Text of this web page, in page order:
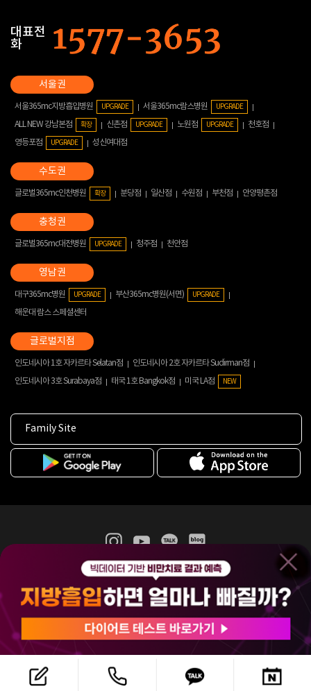
대표전
화
서울365mc지방흡입병원 UPGRADE 서울365mc람스병원 UPGRADE
ALL NEW 강남본점 확장 신촌점 UPGRADE 노원점 UPGRADE
천호점
영등포점
UPGRADE 성신여대점
글로벌365mc인천병원 확장 분당점 일산점 수원점 부천점 안양평촌점
글로벌365mc대전병원 UPGRADE 청주점 천안점
대구365mc병원 UPGRADE 부산365mc병원(서면) UPGRADE
해운대 람스 스페셜센터
인도네시아 1호 자카르타 Selatan점
인도네시아 2호 자카르타 Sudirman점
인도네시아 3호 Surabaya점
태국 1호 Bangkok점 미국 LA점 NEW
Family Site
365mc 병·의원 이용약관
홈페이지 이용약관
비급여진료수가
(주)365mcㅣ서울특별시 서초구 서초대로52길 7, 3~4층(서초동, 제일빌딩)
120-87-04354ㅣ김남철
COPYRIGHT(C) 2025 365mc. ALL RIGHTS RESERVED.